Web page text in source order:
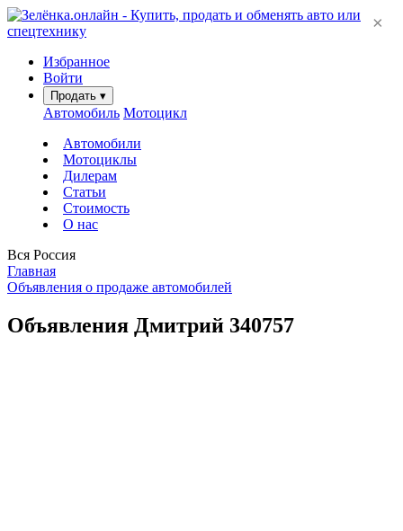
Избранное
Войти
Продать ▾
Автомобиль Мотоцикл
Автомобили
Мотоциклы
Дилерам
Статьи
Стоимость
О нас
Вся Россия
Главная
Объявления о продаже автомобилей
Объявления Дмитрий 340757
×